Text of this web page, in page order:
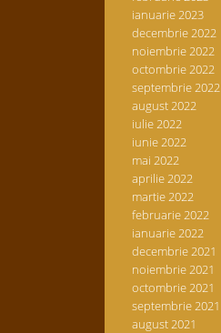
ianuarie 2023
decembrie 2022
noiembrie 2022
octombrie 2022
septembrie 2022
august 2022
iulie 2022
iunie 2022
mai 2022
aprilie 2022
martie 2022
februarie 2022
ianuarie 2022
decembrie 2021
noiembrie 2021
octombrie 2021
septembrie 2021
august 2021